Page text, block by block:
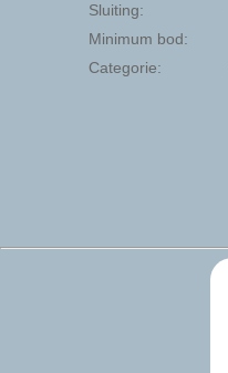
Sluiting:
Minimum bod:
Categorie: